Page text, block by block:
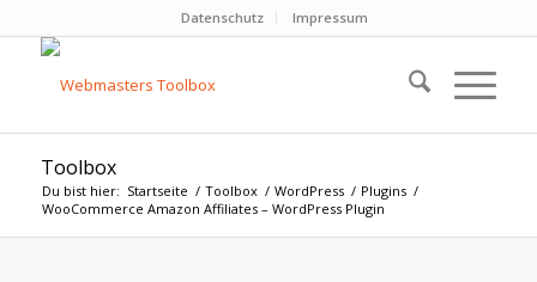
Datenschutz Impressum
Toolbox
Du bist hier: Startseite / Toolbox / WordPress / Plugins /
WooCommerce Amazon Affiliates – WordPress Plugin